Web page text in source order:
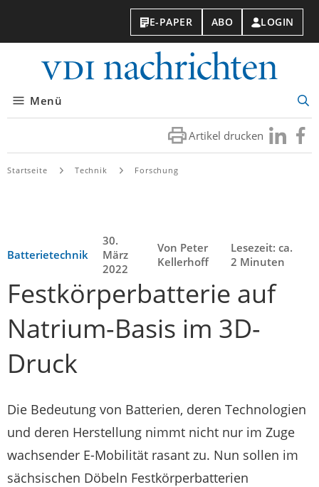
E-PAPER ABO LOGIN
Menü
Artikel drucken Besuchen
Sie
Sie
Startseite Technik Forschung
Batterietechnik
30.
März
2022
Von Peter
Kellerhoff
Lesezeit: ca.
2 Minuten
Festkörperbatterie auf
Natrium-Basis im 3D-
Druck
Die Bedeutung von Batterien, deren Technologien
und deren Herstellung nimmt nicht nur im Zuge
wachsender E-Mobilität rasant zu. Nun sollen im
sächsischen Döbeln Festkörperbatterien